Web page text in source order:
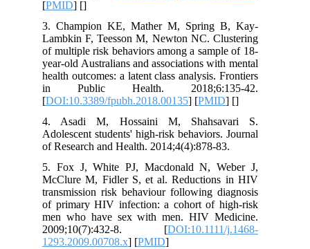
3. Champion KE, Mather M, Spring
Lambkin F, Teesson M, Newton NC.
of multiple risk behaviors among a
year-old Australians and associations
health outcomes: a latent class analysis.
in Public Health.
[DOI:10.3389/fpubh.2018.00135
4. Asadi M, Hossaini M,
Adolescent students' high-risk
of Research and Health. 2014;4(4):878-
5. Fox J, White PJ, Macdonald N,
McClure M, Fidler S, et al.
transmission risk behaviour following
of primary HIV infection: a cohort of
men who have sex with men. HIV
2009;10(7):432-8. [
1293.2009.00708.x